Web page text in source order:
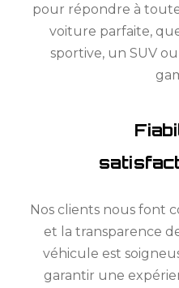
pour répondre à
voiture parfaite,
sportive, un SUV
Nos clients nous font
et la transparence
véhicule est
garantir une